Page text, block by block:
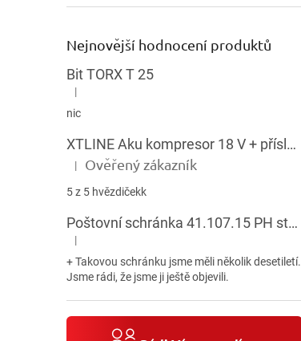
Nejnovější hodnocení produktů
Bit TORX T 25
Hodnocení produktu je 5 z 5 hvězdiček.
|
nic
XTLINE Aku kompresor 18 V + příslušenství
Hodnocení produktu je 5 z 5 hvězdiček.
| Ověřený zákazník
5 z 5 hvězdičekk
Poštovní schránka 41.107.15 PH stojatá HNĚDÁ
Hodnocení produktu je 5 z 5 hvězdiček.
|
+ Takovou schránku jsme měli několik desetiletí.
Jsme rádi, že jsme ji ještě objevili.